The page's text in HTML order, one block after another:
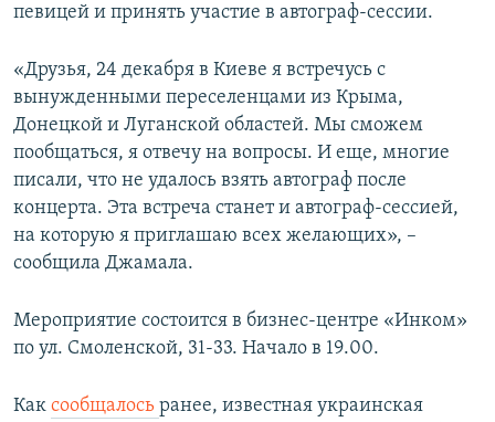
певицей и принять участие в автограф-сессии.
«Друзья, 24 декабря в Киеве я встречусь с
вынужденными переселенцами из Крыма,
Донецкой и Луганской областей. Мы сможем
пообщаться, я отвечу на вопросы. И еще, многие
писали, что не удалось взять автограф после
концерта. Эта встреча станет и автограф-сессией,
на которую я приглашаю всех желающих», –
сообщила Джамала.
Мероприятие состоится в бизнес-центре «Инком»
по ул. Смоленской, 31-33. Начало в 19.00.
Как сообщалось ранее, известная украинская